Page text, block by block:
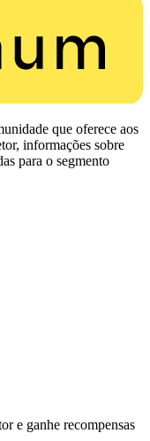
que oferece aos
informações sobre
para o segmento
e ganhe recompensas